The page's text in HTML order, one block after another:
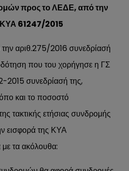
προς το ΛΕΔΕ, από την
61247/2015
αριθ.275/2016 συνεδρίασή
που του χορήγησε η ΓΣ
2015 συνεδρίασή της,
και το ποσοστό
τακτικής ετήσιας συνδρομής
εισφορά της ΚΥΑ
τα ακόλουθα: